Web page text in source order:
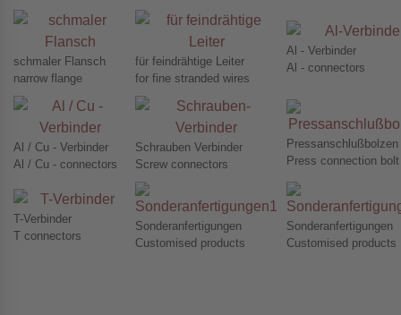
schmaler Flansch
narrow flange
für feindrähtige Leiter
for fine stranded wires
Al - Verbinder
Al - connectors
Al / Cu - Verbinder
Al / Cu - connectors
Schrauben Verbinder
Screw connectors
Pressanschlußbolzen
Press connection bolt
T-Verbinder
T connectors
Sonderanfertigungen
Customised products
Sonderanfertigungen
Customised products